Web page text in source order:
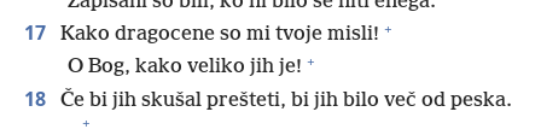
17 Kako dragocene so mi tvoje misli! +
O Bog, kako veliko jih je! +
18 Če bi jih skušal prešteti, bi jih bilo več od peska.
+